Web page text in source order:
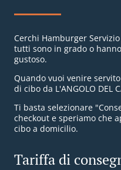
Cerchi Hamburger
tutti sono in grado o
gustoso.
Quando vuoi venire
di cibo da L'ANGOLO DEL
Ti basta selezionare
checkout e speriamo che
cibo a domicilio.
Tariffa di